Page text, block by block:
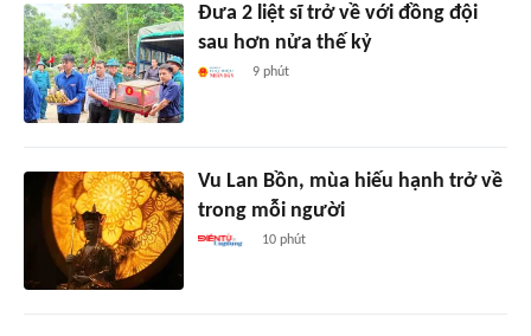
Đưa 2 liệt sĩ trở về với đồng đội
sau hơn nửa thế kỷ
9 phút
Vu Lan Bồn, mùa hiếu hạnh trở về
trong mỗi người
10 phút